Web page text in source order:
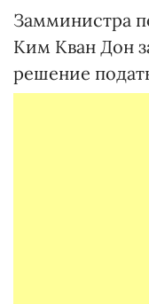
Замминистра
Ким Кван Дон
решение